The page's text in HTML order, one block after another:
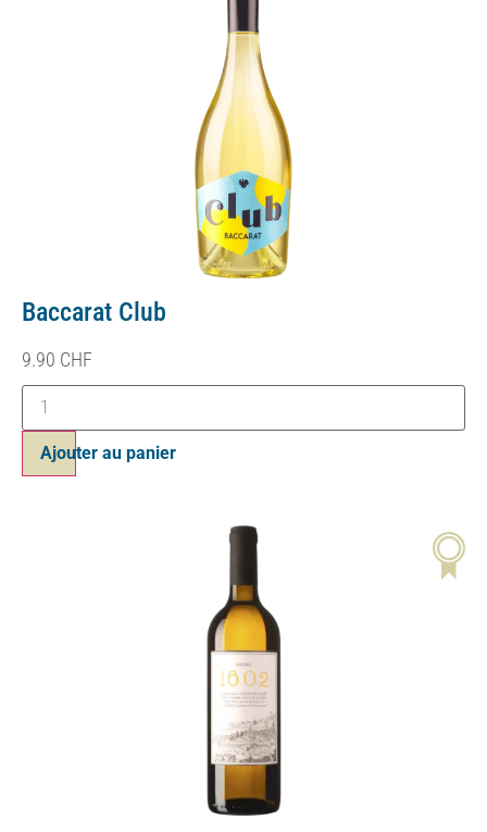
Baccarat Club
9.90 CHF
Ajouter au panier